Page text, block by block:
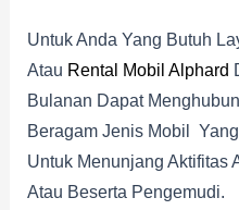
Untuk Anda Yang Butuh
Atau Rental Mobil Alphard
Bulanan Dapat
Beragam Jenis Mobil
Untuk Menunjang Aktifitas
Atau Beserta Pengemudi.